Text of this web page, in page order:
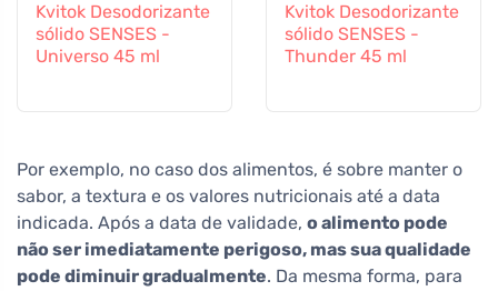
Kvitok Desodorizante
sólido SENSES -
Universo 45 ml
Kvitok Desodorizante
sólido SENSES -
Thunder 45 ml
Por exemplo, no caso dos alimentos, é sobre manter o
sabor, a textura e os valores nutricionais até a data
indicada. Após a data de validade, o alimento pode
não ser imediatamente perigoso, mas sua qualidade
pode diminuir gradualmente. Da mesma forma, para